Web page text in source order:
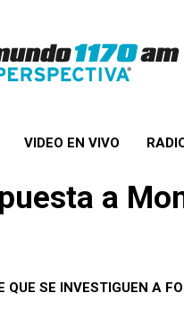
VIDEO EN VIVO
a
SE INVESTIGUEN A